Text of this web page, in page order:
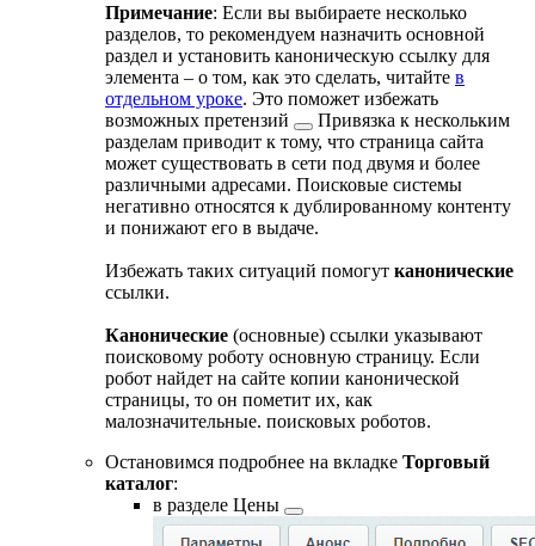
Примечание: Если вы выбираете несколько
разделов, то рекомендуем назначить основной
раздел и установить каноническую ссылку для
элемента – о том, как это сделать, читайте в
отдельном уроке. Это поможет избежать
возможных претензий
Привязка к нескольким
разделам приводит к тому, что страница сайта
может существовать в сети под двумя и более
различными адресами. Поисковые системы
негативно относятся к дублированному контенту
и понижают его в выдаче.
Избежать таких ситуаций помогут канонические
ссылки.
Канонические (основные) ссылки указывают
поисковому роботу основную страницу. Если
робот найдет на сайте копии канонической
страницы, то он пометит их, как
малозначительные. поисковых роботов.
Остановимся подробнее на вкладке Торговый
каталог:
в разделе Цены